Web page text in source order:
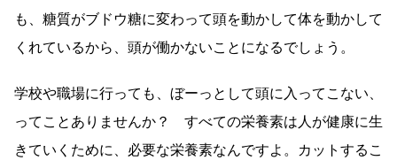
も、糖質がブドウ糖に変わって頭を動かして体を動かして
くれているから、頭が働かないことになるでしょう。
学校や職場に行っても、ぼーっとして頭に入ってこない、
ってことありませんか？ すべての栄養素は人が健康に生
きていくために、必要な栄養素なんですよ。カットするこ